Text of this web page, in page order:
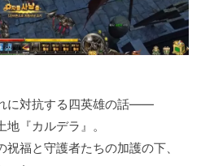
に対抗する四英雄の話――
『カルデラ』。
祝福と守護者たちの加護の下、